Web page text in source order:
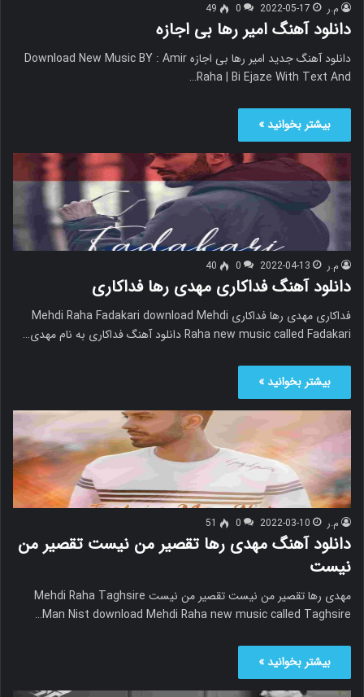
م.ر 2022-05-17
0
49
دانلود آهنگ امیر رها بی اجازه
دانلود آهنگ جدید امیر رها بی اجازه Download New Music BY : Amir
Raha | Bi Ejaze With Text And…
بیشتر بخوانید »
م.ر 2022-04-13
0
40
دانلود آهنگ فداکاری مهدی رها فداکاری
فداکاری مهدی رها فداکاری Mehdi Raha Fadakari download Mehdi
Raha new music called Fadakari دانلود آهنگ فداکاری به نام مهدی…
بیشتر بخوانید »
م.ر 2022-03-10
0
51
دانلود آهنگ مهدی رها تقصیر من نیست تقصیر من
نیست
مهدی رها تقصیر من نیست تقصیر من نیست Mehdi Raha Taghsire
Man Nist download Mehdi Raha new music called Taghsire…
بیشتر بخوانید »